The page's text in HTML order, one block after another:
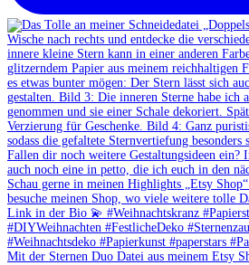
Mit der Sternen Duo Datei aus meinem Etsy